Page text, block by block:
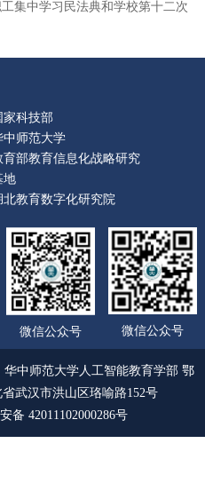
集中学习民法典和学校第十二次
家科技部
中师范大学
育部教育信息化战略研究
地
北教育数字化研究院
微信公众号 微信公众号
华中师范大学人工智能教育学部 鄂
省武汉市洪山区珞喻路152号
备 42011102000286号